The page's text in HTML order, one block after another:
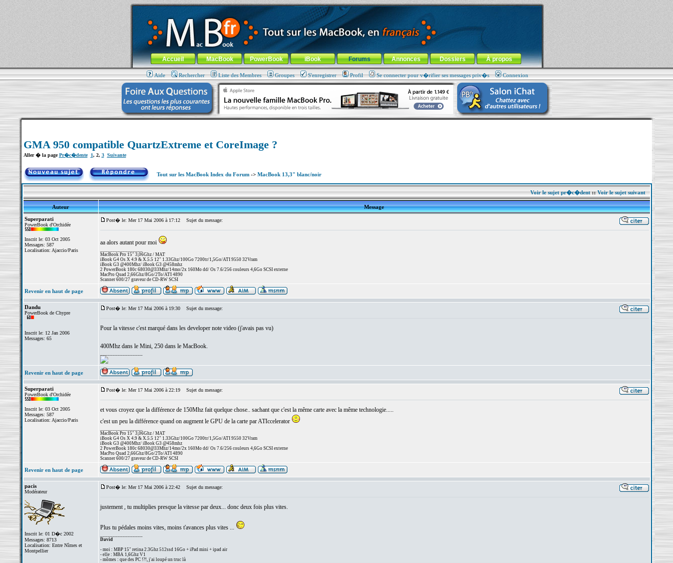
MacBook-fr.com : 100% Apple... 100% nomade !
Aller au contenu-Aller au menu général-Aller au menu de la rubrique
Menu général
Accueil MacBook PowerBook iBook Forums Annonces Dossiers À propos
Aide Rechercher Liste des Membres Groupes S'enregistrer Profil Se connecter pour v�rifier ses messages priv�s Connexion
GMA 950 compatible QuartzExtreme et CoreImage ?
Aller � la pagePr�c�dente 1, 2, 3 Suivante
Tout sur les MacBook Index du Forum-> MacBook 13,3" blanc/noir
Voir le sujet pr�c�dent::Voir le sujet suivant
Auteur
Message
Superparati
PowerBook d'Orchidée
Inscrit le: 03 Oct 2005
Messages: 587
Localisation: Ajaccio/Paris
Post� le: Mer 17 Mai 2006 à 17:12 Sujet du message:
aa alors autant pour moi
MacBook Pro 15" 3,06Ghz / MAT
iBook G4 Os X 4.9 & X.5.5 12" 1.33Ghz/100Go 7200tr/1,5Go/ATI 9550 32Vram
iBook G3 @400Mhz/ iBook G3 @458mhz
2 PowerBook 180c 68030@33Mhz/14mo/2x 160Mo dd/ Os 7.6/256 couleurs 4,6Go SCSI externe
MacPro Quad 2,66Ghz/8Go/2To/ATI 4890
Scanner 600/27 graveur de CD-RW SCSI
Revenir en haut de page
Dandu
PowerBook de Chypre
Inscrit le: 12 Jan 2006
Messages: 65
Post� le: Mer 17 Mai 2006 à 19:30 Sujet du message:
Pour la vitesse c'est marqué dans les developer note video (j'avais pas vu)
400Mhz dans le Mini, 250 dans le MacBook.
Revenir en haut de page
Superparati
PowerBook d'Orchidée
Inscrit le: 03 Oct 2005
Messages: 587
Localisation: Ajaccio/Paris
Post� le: Mer 17 Mai 2006 à 22:19 Sujet du message:
et vous croyez que la différence de 150Mhz fait quelque chose.. sachant que c'est la même carte avec la même technologie.....
c'est un peu la différence quand on augment le GPU de la carte par ATIccelerator
MacBook Pro 15" 3,06Ghz / MAT
iBook G4 Os X 4.9 & X.5.5 12" 1.33Ghz/100Go 7200tr/1,5Go/ATI 9550 32Vram
iBook G3 @400Mhz/ iBook G3 @458mhz
2 PowerBook 180c 68030@33Mhz/14mo/2x 160Mo dd/ Os 7.6/256 couleurs 4,6Go SCSI externe
MacPro Quad 2,66Ghz/8Go/2To/ATI 4890
Scanner 600/27 graveur de CD-RW SCSI
Revenir en haut de page
pacis
Modérateur
Inscrit le: 01 D�c 2002
Messages: 8713
Localisation: Entre Nîmes et
Montpellier
Post� le: Mer 17 Mai 2006 à 22:42 Sujet du message:
justement , tu multiplies presque la vitesse par deux... donc deux fois plus vites.
Plus tu pédales moins vites, moins t'avances plus vites ...
David
- moi : MBP 15" retina 2.3Ghz 512ssd 16Go + iPad mini + ipad air
- elle : MBA 1,6Ghz V1
- mômes : que des PC !?!, j'ai loupé un truc là